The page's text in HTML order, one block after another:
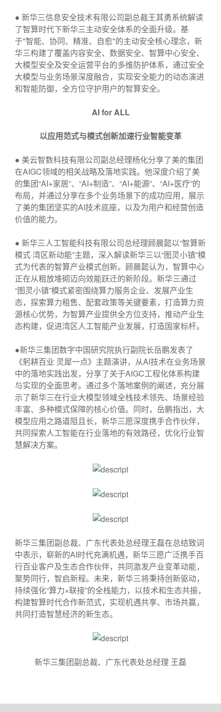
● 新华三信息安全技术有限公司副总裁王其勇系统解读
了智算时代下新华三主动安全体系的全面升级。基
于"智能、协同、精准、自愈"的主动安全核心理念，新
华三构建了覆盖内容安全、数据安全、智算中心安全、
大模型安全及安全运营平台的多维防护体系，通过安全
大模型与业务场景深度融合，实现安全能力的动态演进
和智能防御，全方位守护用户的智算安全。
AI for ALL
以应用范式与模式创新加速行业智能变革
● 美云智数科技有限公司副总经理杨化分享了美的集团
在AIGC领域的相关战略及落地实践。他深度介绍了美
的集团“AI+家居”、“AI+制造”、“AI+能源”、“AI+医疗”的
布局，并通过分享在多个业务场景下的成功应用，展示
了美的集团坚实的AI技术底座，以及为用户和经营创造
价值的能力。
● 新华三人工智能科技有限公司总经理顾晨懿以“智算新
模式·湾区新动能”主题，深入解读新华三以“图灵小镇”模
式为代表的智算产业模式创新。顾晨懿认为，智算中心
正在从粗放堆砌迈向效能跃迁的新阶段。新华三通过
“图灵小镇”模式紧密围绕算力服务企业、发展产业生
态，探索算力租售、配套政策等关键要素，打造算力资
源核心优势，为智算产业提供全方位支持，推动产业生
态构建，促进湾区人工智能产业发展，打造国家标杆。
●新华三集团数字中国研究院执行副院长岳鹏发表了
《躬耕百业 灵犀一点》主题演讲，从AI技术在业务场景
中的落地实践出发，分享了关于AIGC工程化体系构建
与实现的全面思考。通过多个落地案例的阐述，充分展
示了新华三在行业大模型领域全栈技术领先、场景经验
丰富、多种模式保障的核心价值。同时，岳鹏指出，大
模型应用之路道阻且长，新华三愿深度携手合作伙伴，
共同探索人工智能在行业落地的有效路径，优化行业智
慧解决方案。
新华三集团副总裁、广东代表处总经理王磊在总结致词
中表示，崭新的AI时代充满机遇，新华三愿广泛携手百
行百业客户及生态合作伙伴，共同激发产业变革动能，
聚势同行，智启新程。未来，新华三将秉持创新驱动，
持续强化“算力×联接”的全栈能力，以技术和生态共振，
构建智算时代合作新范式，实现机遇共享、市场共赢，
共同打造智慧经济的新生态。
新华三集团副总裁、广东代表处总经理 王磊